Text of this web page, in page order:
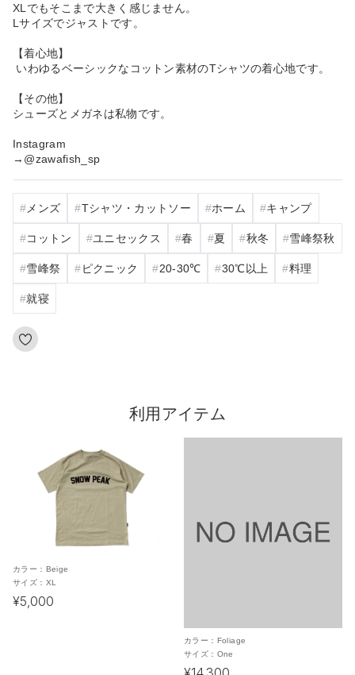
XLでもそこまで大きく感じません。
Lサイズでジャストです。
【着心地】
いわゆるベーシックなコットン素材のTシャツの着心地です。
【その他】
シューズとメガネは私物です。
Instagram
→@zawafish_sp
メンズ Tシャツ・カットソー ホーム キャンプ
コットン ユニセックス 春 夏 秋冬 雪峰祭秋
雪峰祭 ピクニック 20‐30℃ 30℃以上 料理
就寝
利用アイテム
カラー： Beige
サイズ： XL
¥5,000
カラー： Foliage
サイズ： One